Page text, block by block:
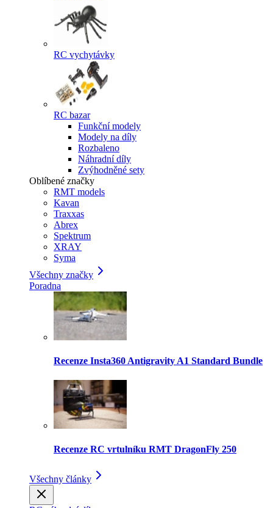
RC vychytávky
RC bazar
Funkční modely
Modely na díly
Rozbaleno
Náhradní díly
Zvýhodněné sety
Oblíbené značky
RMT models
Kavan
Traxxas
Abrex
Spektrum
XRAY
Syma
Všechny značky
Poradna
Recenze Insta360 Antigravity A1 Standard Bundle
Recenze RC vrtulníku RMT DragonFly 250
Všechny články